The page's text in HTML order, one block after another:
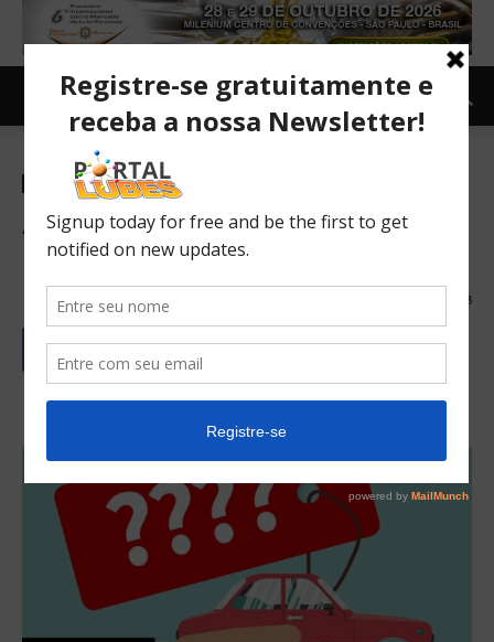
Carro e Moto Carro Indústria
A verdade sobre o lucro das
montadoras
28/01/2019 523